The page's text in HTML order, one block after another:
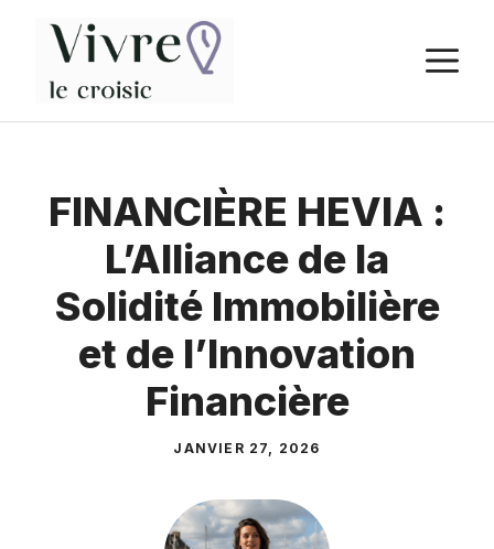
contenu
FINANCIÈRE HEVIA :
L’Alliance de la
Solidité Immobilière
et de l’Innovation
Financière
JANVIER 27, 2026